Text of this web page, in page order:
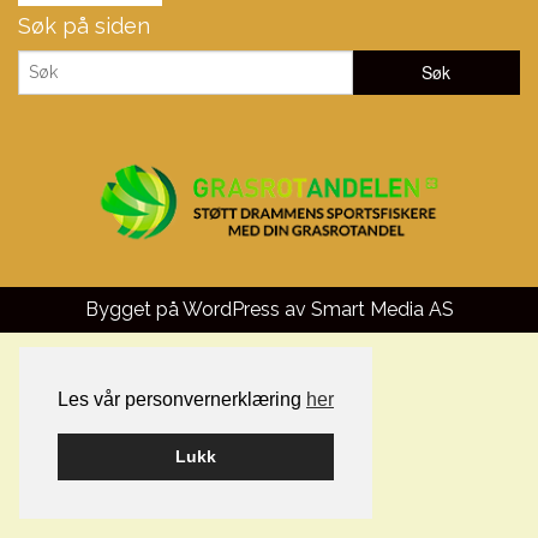
Les vår personvernerklæring her
Lukk
Søk på siden
Bygget på WordPress av Smart Media AS